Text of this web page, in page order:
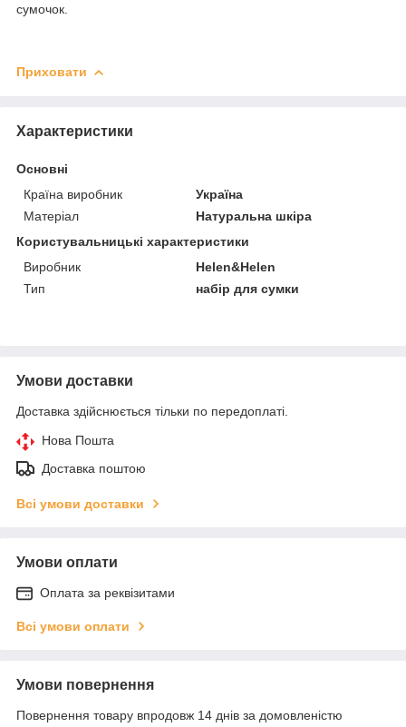
сумочок.
Приховати
Характеристики
Основні
Країна виробник
Україна
Матеріал
Натуральна шкіра
Користувальницькі характеристики
Виробник
Helen&Helen
Тип
набір для сумки
Умови доставки
Доставка здійснюється тільки по передоплаті.
Нова Пошта
Доставка поштою
Всі умови доставки
Умови оплати
Оплата за реквізитами
Всі умови оплати
Умови повернення
Повернення товару впродовж 14 днів за домовленістю